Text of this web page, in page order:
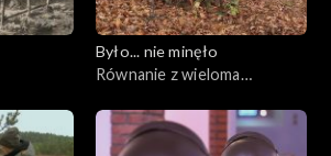
Było... nie minęło
Równanie z wieloma